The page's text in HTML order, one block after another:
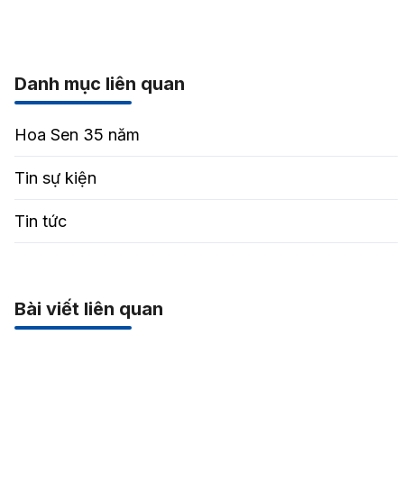
Danh mục liên quan
Hoa Sen 35 năm
Tin sự kiện
Tin tức
Bài viết liên quan